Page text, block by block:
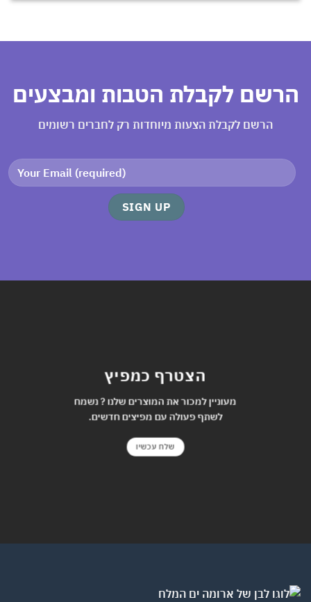
לקבלת הטבות ומבצעים
הרשם לקבלת הצעות מיוחדות רק לחברים רשומים
הצטרף כמפיץ
מעוניין למכור את המוצרים שלנו ? נשמח
לשתף פעולה עם מפיצים חדשים.
שלח עכשיו